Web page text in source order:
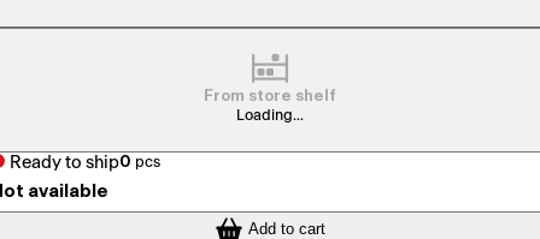
From store shelf
Loading...
Ready to ship0 pcs
available
Add to cart